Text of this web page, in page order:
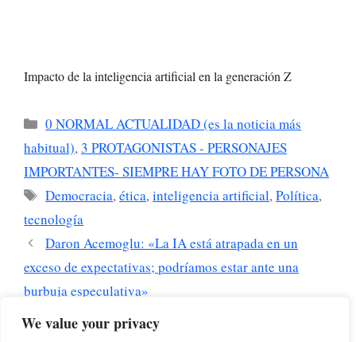
We value your privacy
Impacto de la inteligencia artificial en la generación Z
Categorías
0 NORMAL ACTUALIDAD (es la noticia más
habitual),3 PROTAGONISTAS - PERSONAJES
IMPORTANTES- SIEMPRE HAY FOTO DE PERSONA
Etiquetas
Democracia,ética,inteligencia artificial,Política,
tecnología
Daron Acemoglu: «La IA está atrapada en un
exceso de expectativas; podríamos estar ante una
burbuja especulativa»
Sam Altman busca un ejecutivo que limite el